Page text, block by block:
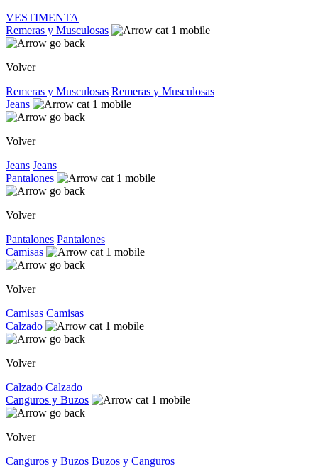
VESTIMENTA
Remeras y Musculosas
Volver
Remeras y Musculosas Remeras y Musculosas
Jeans
Volver
Jeans Jeans
Pantalones
Volver
Pantalones Pantalones
Camisas
Volver
Camisas Camisas
Calzado
Volver
Calzado Calzado
Canguros y Buzos
Volver
Canguros y Buzos Buzos y Canguros